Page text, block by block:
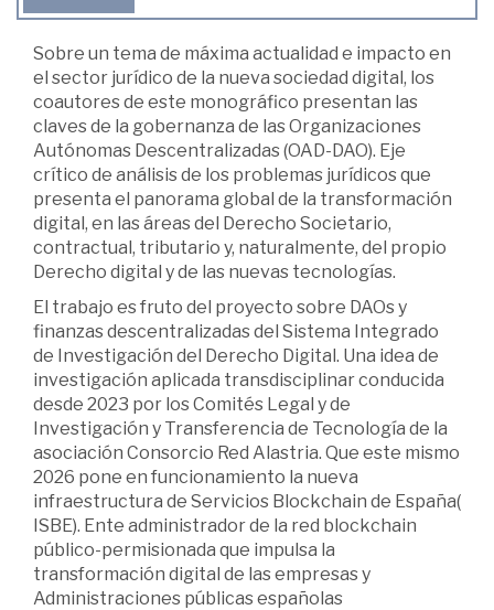
Sobre un tema de máxima actualidad e impacto en
el sector jurídico de la nueva sociedad digital, los
coautores de este monográfico presentan las
claves de la gobernanza de las Organizaciones
Autónomas Descentralizadas (OAD-DAO). Eje
crítico de análisis de los problemas jurídicos que
presenta el panorama global de la transformación
digital, en las áreas del Derecho Societario,
contractual, tributario y, naturalmente, del propio
Derecho digital y de las nuevas tecnologías.
El trabajo es fruto del proyecto sobre DAOs y
finanzas descentralizadas del Sistema Integrado
de Investigación del Derecho Digital. Una idea de
investigación aplicada transdisciplinar conducida
desde 2023 por los Comités Legal y de
Investigación y Transferencia de Tecnología de la
asociación Consorcio Red Alastria. Que este mismo
2026 pone en funcionamiento la nueva
infraestructura de Servicios Blockchain de España(
ISBE). Ente administrador de la red blockchain
público-permisionada que impulsa la
transformación digital de las empresas y
Administraciones públicas españolas